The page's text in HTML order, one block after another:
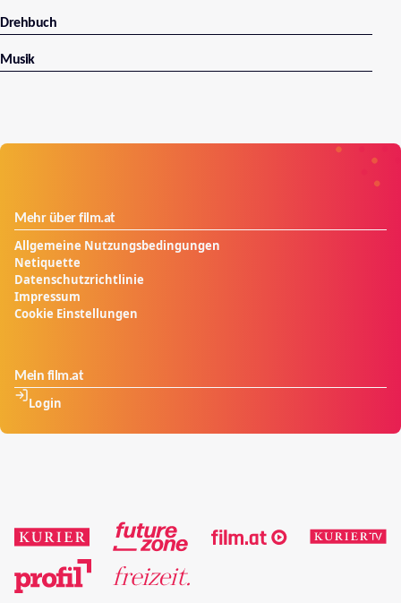
Drehbuch
Musik
Mehr über film.at
Allgemeine Nutzungsbedingungen
Netiquette
Datenschutzrichtlinie
Impressum
Cookie Einstellungen
Mein film.at
Login